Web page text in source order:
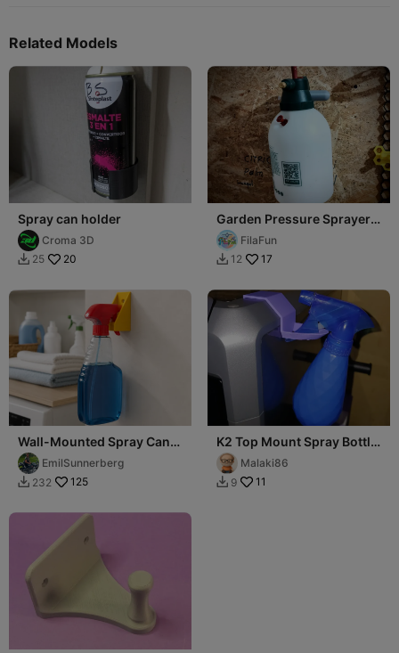
Related Models
Spray can holder
Croma 3D
 25 20
Garden Pressure Sprayer
Wall-Mounted Holder
FilaFun
 12 17
Wall-Mounted Spray Can
Holder – Compact Spray
Bottle Holder
EmilSunnerberg
 232 125
K2 Top Mount Spray Bottle
HolderMalaki86
 9 11